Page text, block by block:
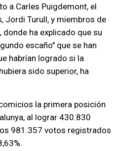
a Carles Puigdemont, el
Jordi Turull, y miembros de
ha explicado que su
escaño" que se han
habrían logrado si la
sido superior, ha
la primera posición
al lograr 430.830
981.357 votos registrados